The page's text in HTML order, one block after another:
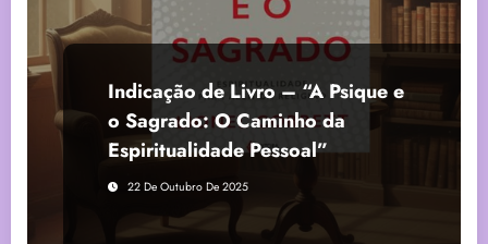
Indicação de Livro – “A Psique e
o Sagrado: O Caminho da
Espiritualidade Pessoal”
22 De Outubro De 2025